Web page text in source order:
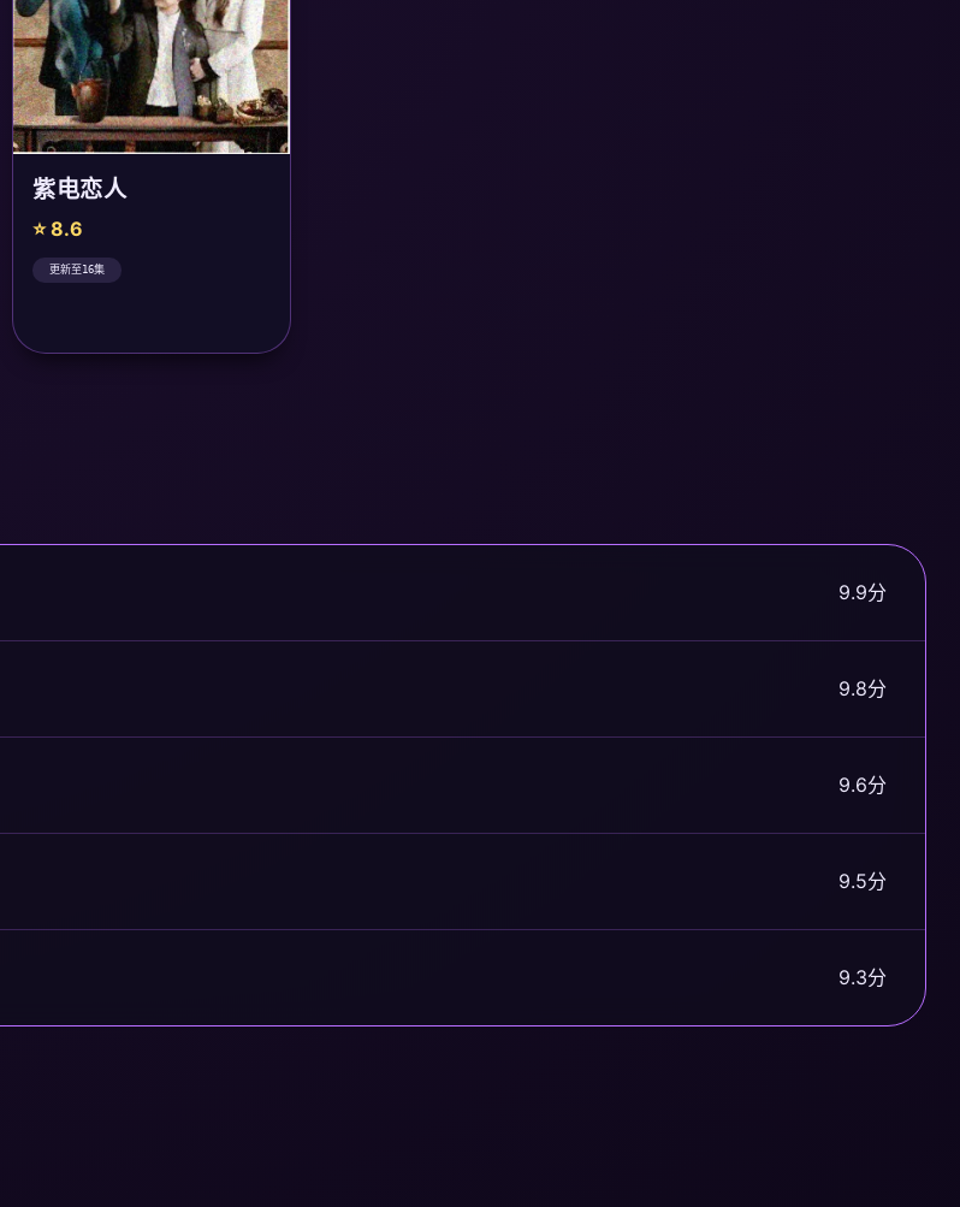
紫电恋人
⭐ 8.6
更新至16集
9.9分
9.8分
9.6分
9.5分
9.3分